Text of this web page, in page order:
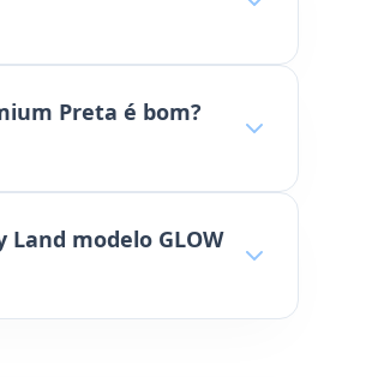
Preta é bom?
modelo GLOW